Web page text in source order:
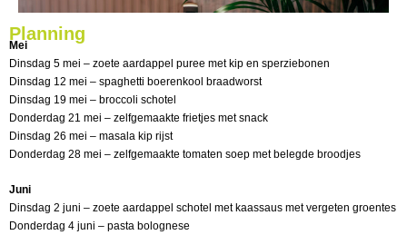
Planning
Mei
Dinsdag 5 mei – zoete aardappel puree met kip en sperziebonen
Dinsdag 12 mei – spaghetti boerenkool braadworst
Dinsdag 19 mei – broccoli schotel
Donderdag 21 mei – zelfgemaakte frietjes met snack
Dinsdag 26 mei – masala kip rijst
Donderdag 28 mei – zelfgemaakte tomaten soep met belegde broodjes
Juni
Dinsdag 2 juni – zoete aardappel schotel met kaassaus met vergeten groentes
Donderdag 4 juni – pasta bolognese